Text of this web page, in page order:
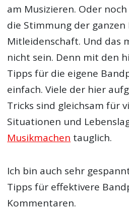
am Musizieren. Oder
die Stimmung der ganzen
Mitleidenschaft. Und das
nicht sein. Denn mit den
Tipps für die eigene
einfach. Viele der hier
Tricks sind gleichsam für
Situationen und
Musikmachen tauglich.
Ich bin auch sehr
Tipps für effektivere
Kommentaren.